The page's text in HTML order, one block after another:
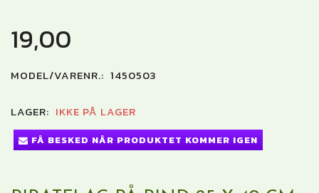
19,00
MODEL/VARENR.: 1450503
LAGER: IKKE PÅ LAGER
FÅ BESKED NÅR PRODUKTET KOMMER IGEN